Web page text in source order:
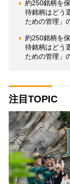
約250銘柄を
待銘柄はどう
ための管理」
約250銘柄を
待銘柄はどう
ための管理」
注目TOPIC